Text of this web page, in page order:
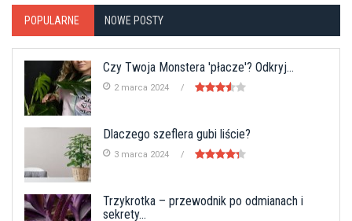
POPULARNE NOWE POSTY
Czy Twoja Monstera 'płacze'? Odkryj...
2 marca 2024
Dlaczego szeflera gubi liście?
3 marca 2024
Trzykrotka – przewodnik po odmianach i
sekrety...